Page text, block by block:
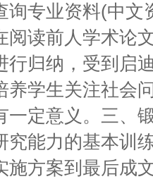
询专业资料(中文
阅读前人学术论
行归纳，受到启
养学生关注社会
一定意义。三、
究能力的基本训
施方案到最后成